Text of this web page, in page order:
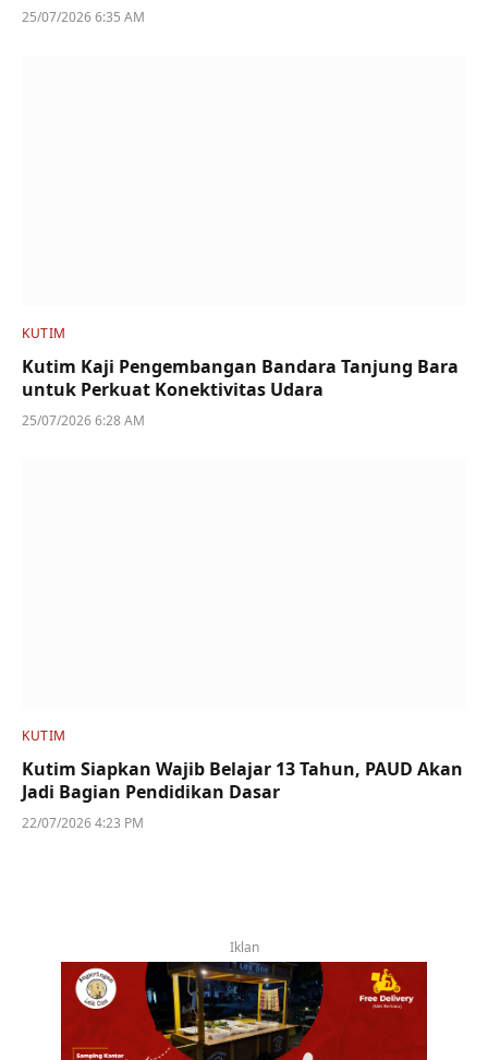
25/07/2026 6:35 AM
KUTIM
Kutim Kaji Pengembangan Bandara Tanjung Bara
untuk Perkuat Konektivitas Udara
25/07/2026 6:28 AM
KUTIM
Kutim Siapkan Wajib Belajar 13 Tahun, PAUD Akan
Jadi Bagian Pendidikan Dasar
22/07/2026 4:23 PM
Iklan